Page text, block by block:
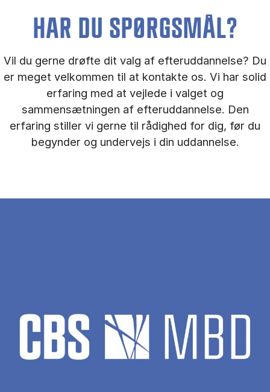
HAR DU SPØRGSMÅL?
Vil du gerne drøfte dit valg af efteruddannelse? Du
er meget velkommen til at kontakte os. Vi har solid
erfaring med at vejlede i valget og
sammensætningen af efteruddannelse. Den
erfaring stiller vi gerne til rådighed for dig, før du
begynder og undervejs i din uddannelse.